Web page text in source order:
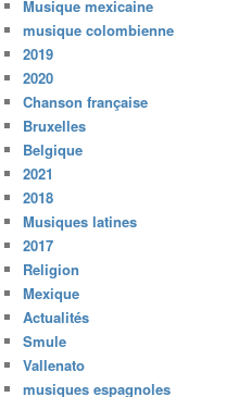
Musique mexicaine
musique colombienne
2019
2020
Chanson française
Bruxelles
Belgique
2021
2018
Musiques latines
2017
Religion
Mexique
Actualités
Smule
Vallenato
musiques espagnoles